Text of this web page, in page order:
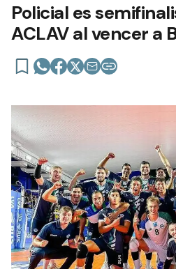
Policial es
ACLAV al vencer a